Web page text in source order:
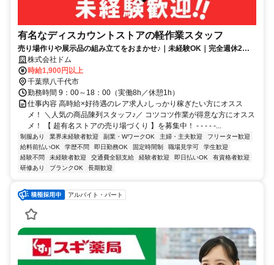
有名なディスカウントストアの軽作業スタッフ
売り場作りや展示品の組み立てをおまかせ♪｜未経験OK｜完全週休2日
制（土日祝休）｜残業ほぼなし｜高時給｜正社員登用あり
株式会社ドム
時給1,900円以上
千葉県八千代市
勤務時間 9：00～18：00（実働8h／休憩1h）
仕事内容 高時給×好待遇のレア求人♪しっかり稼ぎたい方にオスス
メ！ ＼人気の商品陳列スタッフ♪／ コツコツ作業が得意な方にオスス
メ！ 【 超有名ストアの売り場づくり 】を募集中！ - - - - -...
制服あり 業界未経験者歓迎 副業・WワークOK 主婦・主夫歓迎
フリーター歓迎
給料前払いOK
学歴不問 即日勤務OK 固定時間制 職場見学可
学生歓迎
経験不問
未経験者歓迎 交通費全額支給 経験者歓迎 即日払いOK
有資格者歓迎
研修あり
ブランクOK 長期歓迎
アルバイト・パート